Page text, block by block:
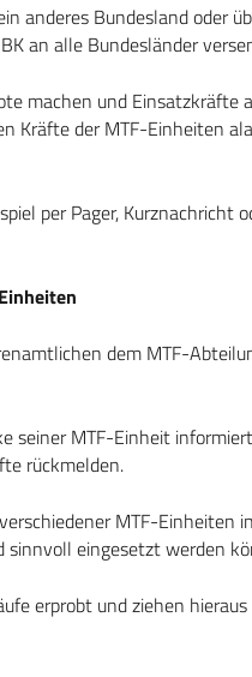
anderes Bundesland oder
an alle Bundesländer
machen und Einsatzkräfte
Kräfte der MTF-Einheiten
per Pager, Kurznachricht
dem MTF-
seiner MTF-Einheit
rückmelden.
MTF-Einheiten
sinnvoll eingesetzt werden
erprobt und ziehen